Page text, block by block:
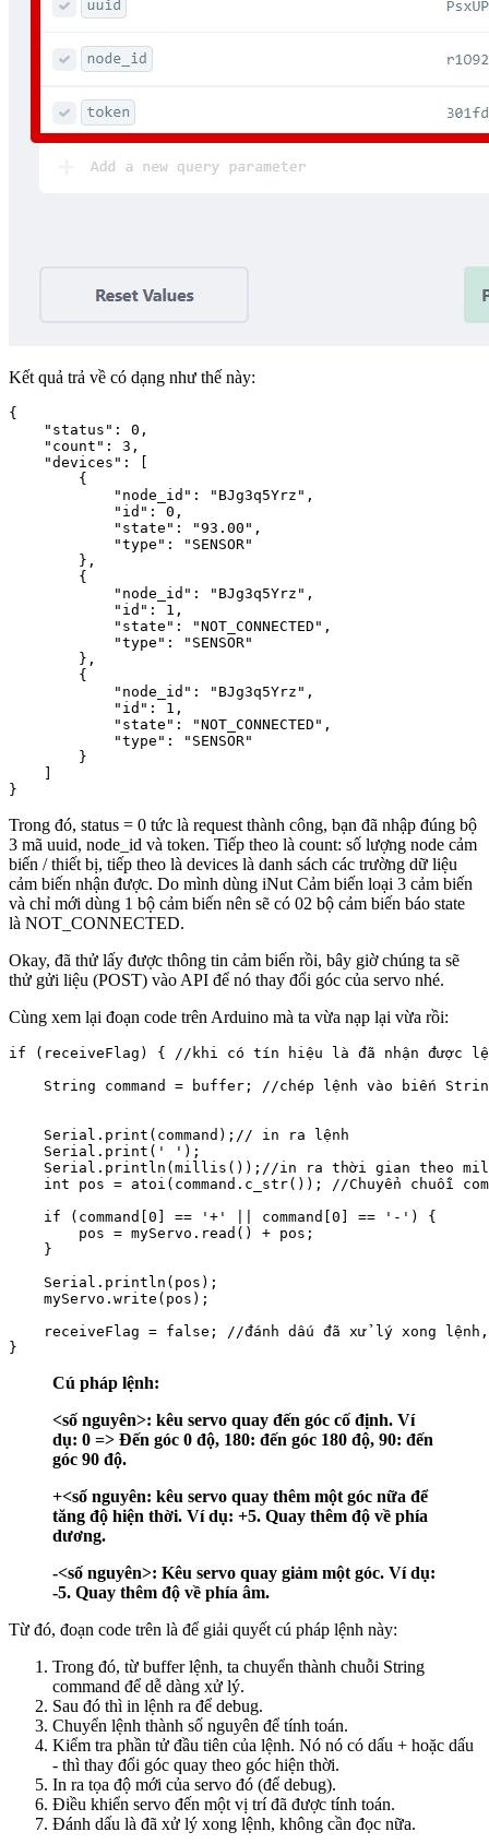
Kết quả trả về có dạng như thế này:
{
    "status": 0,
    "count": 3,
    "devices": [
        {
            "node_id": "BJg3q5Yrz",
            "id": 0,
            "state": "93.00",
            "type": "SENSOR"
        },
        {
            "node_id": "BJg3q5Yrz",
            "id": 1,
            "state": "NOT_CONNECTED",
            "type": "SENSOR"
        },
        {
            "node_id": "BJg3q5Yrz",
            "id": 1,
            "state": "NOT_CONNECTED",
            "type": "SENSOR"
        }
    ]
}
Trong đó, status = 0 tức là request thành công, bạn đã nhập đúng bộ
3 mã uuid, node_id và token. Tiếp theo là count: số lượng node cảm
biến / thiết bị, tiếp theo là devices là danh sách các trường dữ liệu
cảm biến nhận được. Do mình dùng iNut Cảm biến loại 3 cảm biến
và chỉ mới dùng 1 bộ cảm biến nên sẽ có 02 bộ cảm biến báo state
là NOT_CONNECTED.
Okay, đã thử lấy được thông tin cảm biến rồi, bây giờ chúng ta sẽ
thử gửi liệu (POST) vào API để nó thay đổi góc của servo nhé.
Cùng xem lại đoạn code trên Arduino mà ta vừa nạp lại vừa rồi:
if (receiveFlag) { //khi có tín hiệu là đã nhận được
String command = buffer; //chép lệnh vào biến
    Serial.print(command);// in ra lệnh
    Serial.print(' ');
Serial.println(millis());//in ra thời gian theo
int pos = atoi(command.c_str()); //Chuyển chuỗi
    if (command[0] == '+' || command[0] == '-') {
        pos = myServo.read() + pos;
    }
    Serial.println(pos);
    myServo.write(pos);
receiveFlag = false; //đánh dấu đã xử lý xong
}
Cú pháp lệnh:
<số nguyên>: kêu servo quay đến góc cố định. Ví
dụ: 0 => Đến góc 0 độ, 180: đến góc 180 độ, 90: đến
góc 90 độ.
+<số nguyên: kêu servo quay thêm một góc nữa để
tăng độ hiện thời. Ví dụ: +5. Quay thêm độ về phía
dương.
-<số nguyên>: Kêu servo quay giảm một góc. Ví dụ:
-5. Quay thêm độ về phía âm.
Từ đó, đoạn code trên là để giải quyết cú pháp lệnh này:
Trong đó, từ buffer lệnh, ta chuyển thành chuỗi String
command để dễ dàng xử lý.
Sau đó thì in lệnh ra để debug.
Chuyển lệnh thành số nguyên để tính toán.
Kiểm tra phần tử đầu tiên của lệnh. Nó nó có dấu + hoặc dấu
- thì thay đổi góc quay theo góc hiện thời.
In ra tọa độ mới của servo đó (để debug).
Điều khiển servo đến một vị trí đã được tính toán.
Đánh dấu là đã xử lý xong lệnh, không cần đọc nữa.